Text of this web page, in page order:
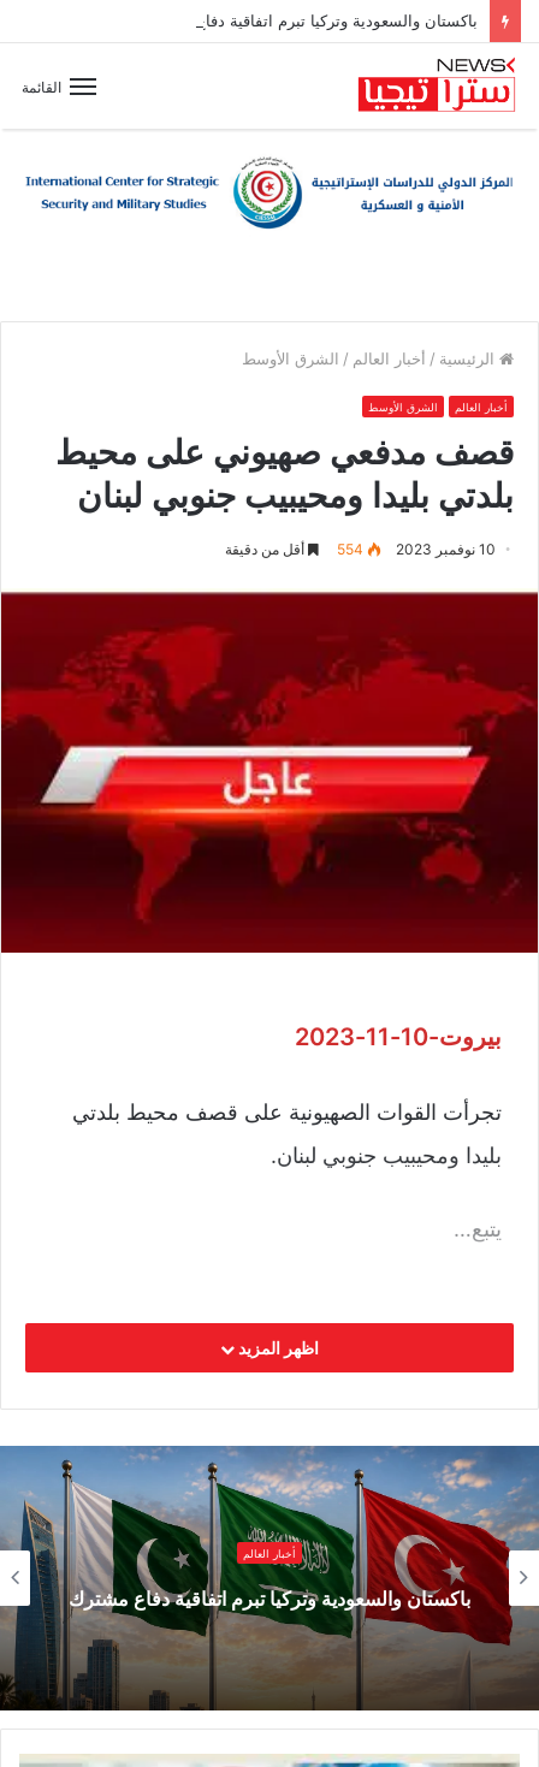
باكستان والسعودية وتركيا تبرم اتفاقية دفاع مشترك
القائمة
الرئيسية / أخبار العالم / الشرق الأوسط
أخبار العالم الشرق الأوسط
قصف مدفعي صهيوني على محيط
بلدتي بليدا ومحيبيب جنوبي لبنان
10 نوفمبر 2023 554 أقل من دقيقة
بيروت-10-11-2023
تجرأت القوات الصهيونية على قصف محيط بلدتي
بليدا ومحيبيب جنوبي لبنان.
يتبع…
اظهر المزيد
أخبار العالم
باكستان والسعودية وتركيا تبرم اتفاقية دفاع مشترك